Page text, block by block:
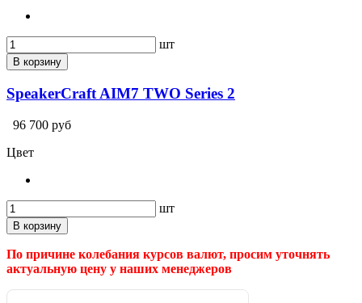
шт
В корзину
SpeakerCraft AIM7 TWO Series 2
96 700 руб
Цвет
шт
В корзину
По причине колебания курсов валют, просим уточнять
актуальную цену у наших менеджеров